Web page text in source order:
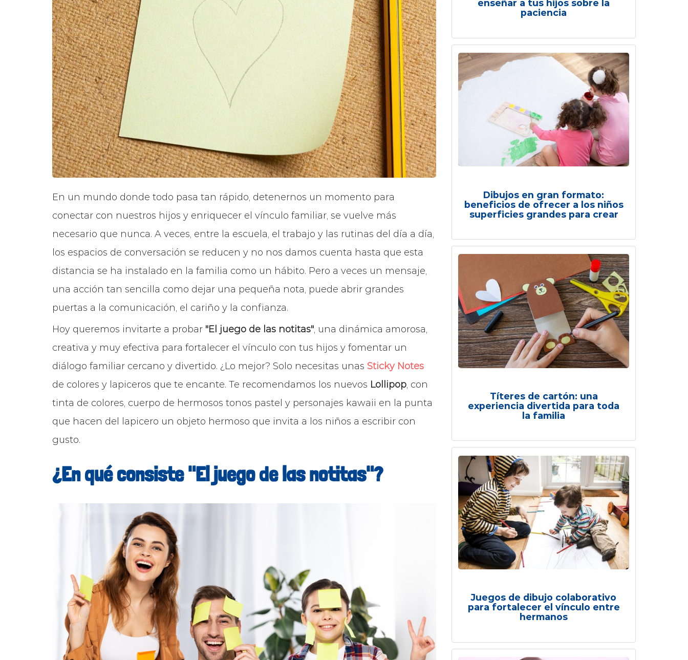
En un mundo donde todo pasa tan rápido, detenernos un momento para
conectar con nuestros hijos y enriquecer el vínculo familiar, se vuelve más
necesario que nunca. A veces, entre la escuela, el trabajo y las rutinas del día a día,
los espacios de conversación se reducen y no nos damos cuenta hasta que esta
distancia se ha instalado en la familia como un hábito. Pero a veces un mensaje,
una acción tan sencilla como dejar una pequeña nota, puede abrir grandes
puertas a la comunicación, el cariño y la confianza.
Hoy queremos invitarte a probar "El juego de las notitas", una dinámica amorosa,
creativa y muy efectiva para fortalecer el vínculo con tus hijos y fomentar un
diálogo familiar cercano y divertido. ¿Lo mejor? Solo necesitas unas Sticky Notes
de colores y lapiceros que te encante. Te recomendamos los nuevos Lollipop, con
tinta de colores, cuerpo de hermosos tonos pastel y personajes kawaii en la punta
que hacen del lapicero un objeto hermoso que invita a los niños a escribir con
gusto.
¿En qué consiste "El juego de las notitas"?
enseñar a tus hijos sobre la
paciencia
Dibujos en gran formato:
beneficios de ofrecer a los niños
superficies grandes para crear
Títeres de cartón: una
experiencia divertida para toda
la familia
Juegos de dibujo colaborativo
para fortalecer el vínculo entre
hermanos